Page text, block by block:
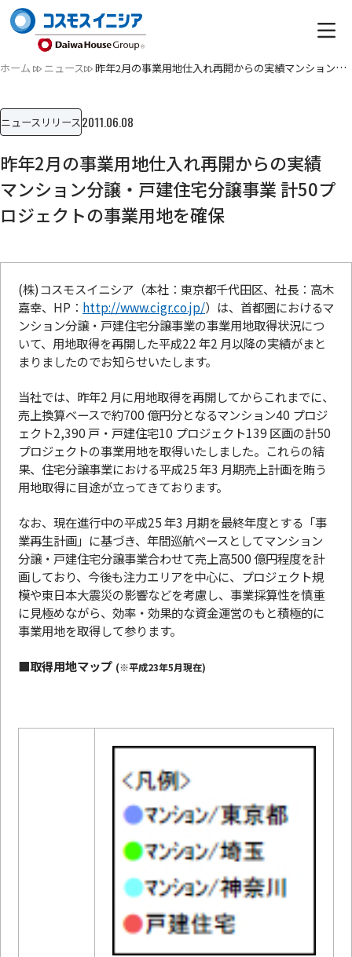
ホーム ニュース 昨年2月の事業用地仕入れ再開からの実績マンション分譲・戸建住…
ニュースリリース2011.06.08
昨年2月の事業用地仕入れ再開からの実績
マンション分譲・戸建住宅分譲事業 計50プ
ロジェクトの事業用地を確保
(株)コスモスイニシア（本社：東京都千代田区、社長：高木
嘉幸、HP： http://www.cigr.co.jp/）は、首都圏におけるマ
ンション分譲・戸建住宅分譲事業の事業用地取得状況につ
いて、用地取得を再開した平成22 年2 月以降の実績がまと
まりましたのでお知らせいたします。
当社では、昨年2 月に用地取得を再開してからこれまでに、
売上換算ベースで約700 億円分となるマンション40 プロジ
ェクト2,390 戸・戸建住宅10 プロジェクト139 区画の計50
プロジェクトの事業用地を取得いたしました。これらの結
果、住宅分譲事業における平成25 年3 月期売上計画を賄う
用地取得に目途が立ってきております。
なお、現在進行中の平成25 年3 月期を最終年度とする「事
業再生計画」に基づき、年間巡航ペースとしてマンション
分譲・戸建住宅分譲事業合わせて売上高500 億円程度を計
画しており、今後も注力エリアを中心に、プロジェクト規
模や東日本大震災の影響などを考慮し、事業採算性を慎重
に見極めながら、効率・効果的な資金運営のもと積極的に
事業用地を取得して参ります。
■取得用地マップ (※平成23年5月現在)